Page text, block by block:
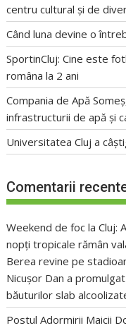
centru cultural și de
Când luna devine o
SportinCluj: Cine este
româna la 2 ani
Compania de Apă
infrastructurii de apă și
Universitatea Cluj a
Comentarii
Weekend de foc la Cluj:
nopți tropicale rămân
Berea revine pe
Nicușor Dan a
băuturilor slab
Postul Adormirii Maicii